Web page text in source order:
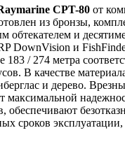
CPT-80 от
из бронзы,
обтекателем и
DownVision и
183 / 274 метра
В качестве
и дерево.
максимальной
обеспечивают
сроков